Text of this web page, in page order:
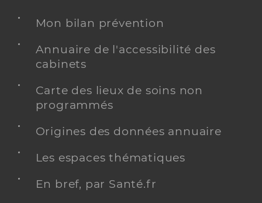
Mon bilan prévention
Annuaire de l'accessibilité des
cabinets
Carte des lieux de soins non
programmés
Origines des données annuaire
Les espaces thématiques
En bref, par Santé.fr